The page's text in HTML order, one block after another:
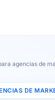
agencias de
DE